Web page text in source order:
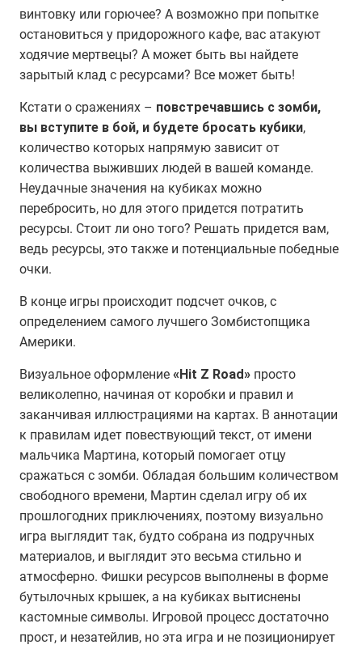
винтовку или горючее? А возможно при попытке
остановиться у придорожного кафе, вас атакуют
ходячие мертвецы? А может быть вы найдете
зарытый клад с ресурсами? Все может быть!
Кстати о сражениях – повстречавшись с зомби,
вы вступите в бой, и будете бросать кубики,
количество которых напрямую зависит от
количества выживших людей в вашей команде.
Неудачные значения на кубиках можно
перебросить, но для этого придется потратить
ресурсы. Стоит ли оно того? Решать придется вам,
ведь ресурсы, это также и потенциальные победные
очки.
В конце игры происходит подсчет очков, с
определением самого лучшего Зомбистопщика
Америки.
Визуальное оформление «Hit Z Road»просто
великолепно, начиная от коробки и правил и
заканчивая иллюстрациями на картах. В аннотации
к правилам идет повествующий текст, от имени
мальчика Мартина, который помогает отцу
сражаться с зомби. Обладая большим количеством
свободного времени, Мартин сделал игру об их
прошлогодних приключениях, поэтому визуально
игра выглядит так, будто собрана из подручных
материалов, и выглядит это весьма стильно и
атмосферно. Фишки ресурсов выполнены в форме
бутылочных крышек, а на кубиках вытиснены
кастомные символы. Игровой процесс достаточно
прост, и незатейлив, но эта игра и не позиционирует